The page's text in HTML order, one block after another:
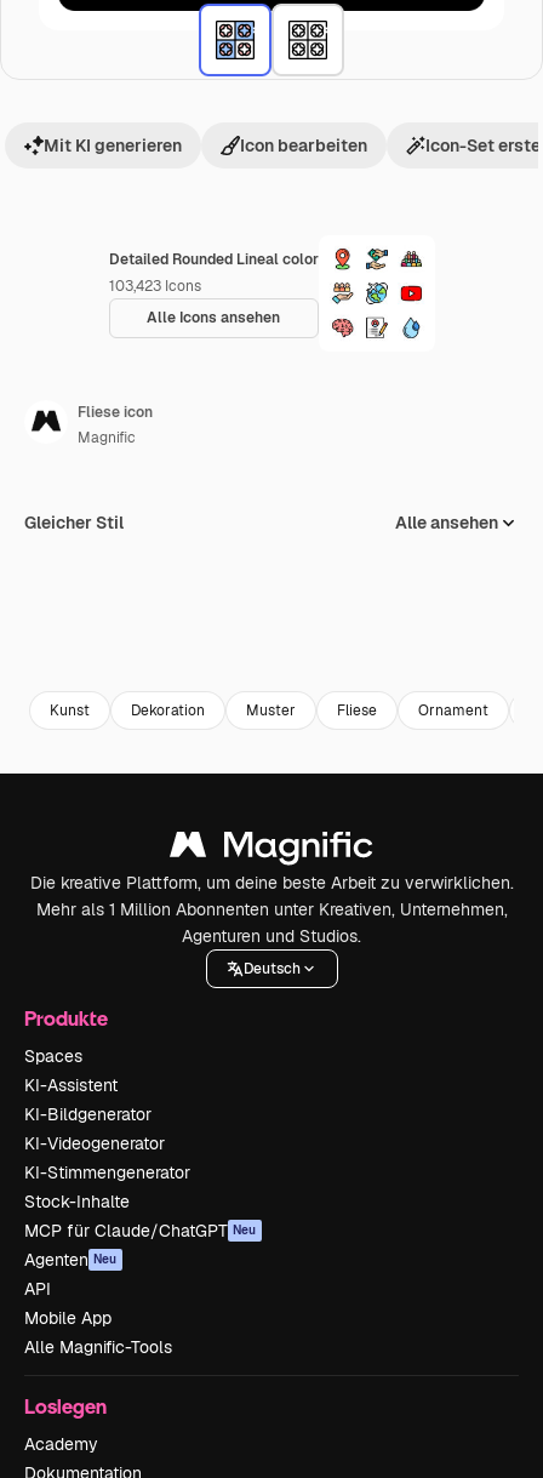
Detailed Rounded Lineal color
103,423 Icons
Alle Icons ansehen
Mit KI generieren Icon bearbeiten Icon-Set
Fliese icon
Magnific
Gleicher Stil Alle ansehen
Kunst Dekoration Muster Fliese Ornament
Die kreative Plattform, um deine beste Arbeit zu verwirklichen.
Mehr als 1 Million Abonnenten unter Kreativen, Unternehmen,
Agenturen und Studios.
Deutsch
Produkte
Spaces
KI-Assistent
KI-Bildgenerator
KI-Videogenerator
KI-Stimmengenerator
Stock-Inhalte
MCP für Claude/ChatGPT Neu
Agenten Neu
API
Mobile App
Alle Magnific-Tools
Loslegen
Academy
Dokumentation